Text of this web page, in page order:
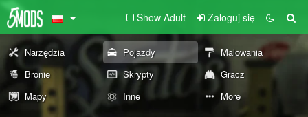
Show Adult Zaloguj się
Narzędzia Pojazdy
Malowania
Bronie
Skrypty
Gracz
Mapy
Inne More